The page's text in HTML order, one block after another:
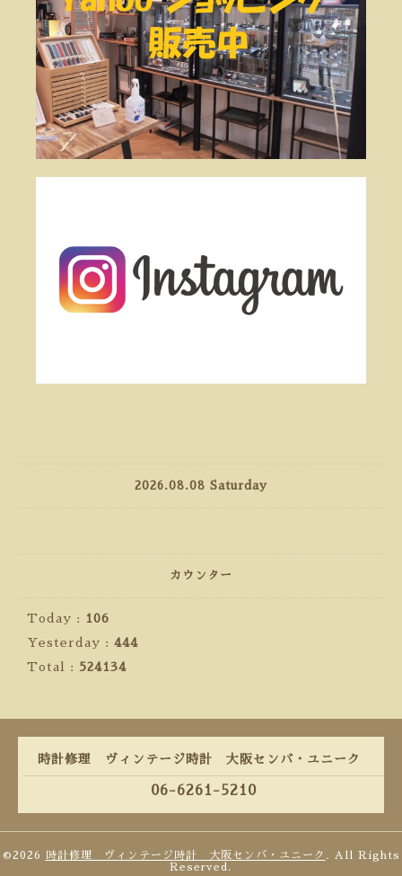
2026.08.08 Saturday
カウンター
Today :
106
Yesterday : 444
Total : 524134
時計修理 ヴィンテージ時計 大阪センバ・ユニーク
06-6261-5210
©2026 時計修理 ヴィンテージ時計 大阪センバ・ユニーク . All Rights
Reserved.